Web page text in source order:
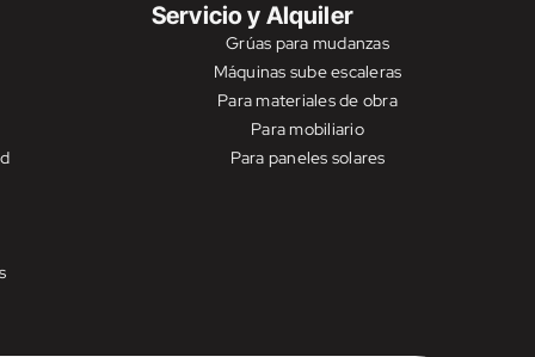
Servicio y Alquiler
Grúas para mudanzas
Máquinas sube escaleras
Para materiales de obra
Para mobiliario
Para paneles solares